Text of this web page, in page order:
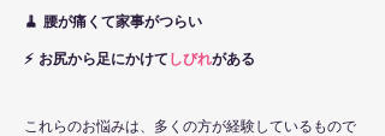
🧹 腰が痛くて家事がつらい
⚡ お尻から足にかけてしびれがある
これらのお悩みは、多くの方が経験しているもので